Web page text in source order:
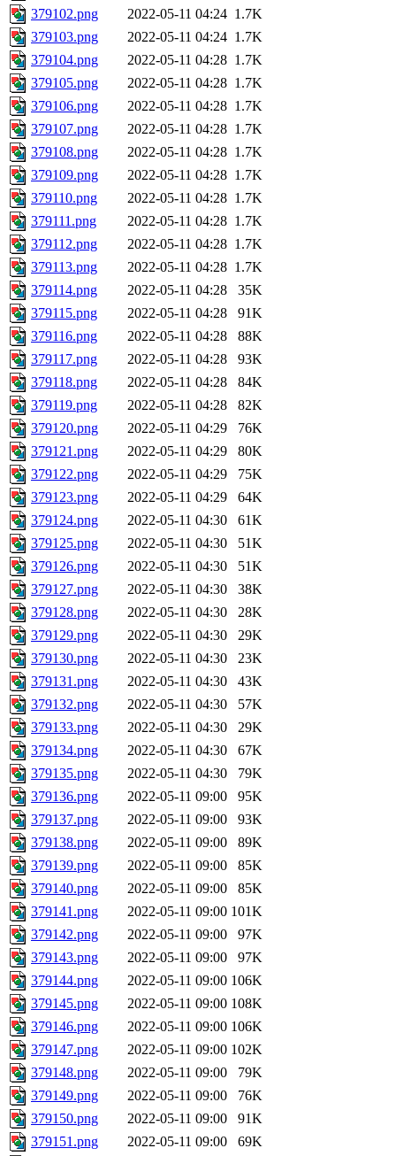
379102.png
2022-05-11 04:24 1.7K
379103.png
2022-05-11 04:24 1.7K
379104.png
2022-05-11 04:28 1.7K
379105.png
2022-05-11 04:28 1.7K
379106.png
2022-05-11 04:28 1.7K
379107.png
2022-05-11 04:28 1.7K
379108.png
2022-05-11 04:28 1.7K
379109.png
2022-05-11 04:28 1.7K
379110.png
2022-05-11 04:28 1.7K
379111.png
2022-05-11 04:28 1.7K
379112.png
2022-05-11 04:28 1.7K
379113.png
2022-05-11 04:28 1.7K
379114.png
2022-05-11 04:28
35K
379115.png
2022-05-11 04:28
91K
379116.png
2022-05-11 04:28
88K
379117.png
2022-05-11 04:28
93K
379118.png
2022-05-11 04:28
84K
379119.png
2022-05-11 04:28
82K
379120.png
2022-05-11 04:29
76K
379121.png
2022-05-11 04:29
80K
379122.png
2022-05-11 04:29
75K
379123.png
2022-05-11 04:29
64K
379124.png
2022-05-11 04:30
61K
379125.png
2022-05-11 04:30
51K
379126.png
2022-05-11 04:30
51K
379127.png
2022-05-11 04:30
38K
379128.png
2022-05-11 04:30
28K
379129.png
2022-05-11 04:30
29K
379130.png
2022-05-11 04:30
23K
379131.png
2022-05-11 04:30
43K
379132.png
2022-05-11 04:30
57K
379133.png
2022-05-11 04:30
29K
379134.png
2022-05-11 04:30
67K
379135.png
2022-05-11 04:30
79K
379136.png
2022-05-11 09:00
95K
379137.png
2022-05-11 09:00
93K
379138.png
2022-05-11 09:00
89K
379139.png
2022-05-11 09:00
85K
379140.png
2022-05-11 09:00
85K
379141.png
2022-05-11 09:00 101K
379142.png
2022-05-11 09:00
97K
379143.png
2022-05-11 09:00
97K
379144.png
2022-05-11 09:00 106K
379145.png
2022-05-11 09:00 108K
379146.png
2022-05-11 09:00 106K
379147.png
2022-05-11 09:00 102K
379148.png
2022-05-11 09:00
79K
379149.png
2022-05-11 09:00
76K
379150.png
2022-05-11 09:00
91K
379151.png
2022-05-11 09:00
69K